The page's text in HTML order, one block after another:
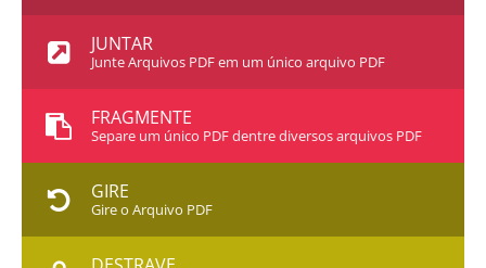
JUNTAR
Junte Arquivos PDF em um único arquivo PDF
FRAGMENTE
Separe um único PDF dentre diversos arquivos PDF
GIRE
Gire o Arquivo PDF